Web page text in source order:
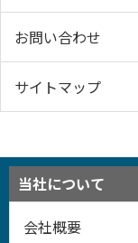
お問い合わせ
サイトマップ
当社について
会社概要